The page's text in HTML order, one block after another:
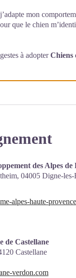
mon
que le chien
à adopterChiens
des Alpes
04005 Digne-les-
alpes-haute-
de Castellane
Castellane
verdon.com